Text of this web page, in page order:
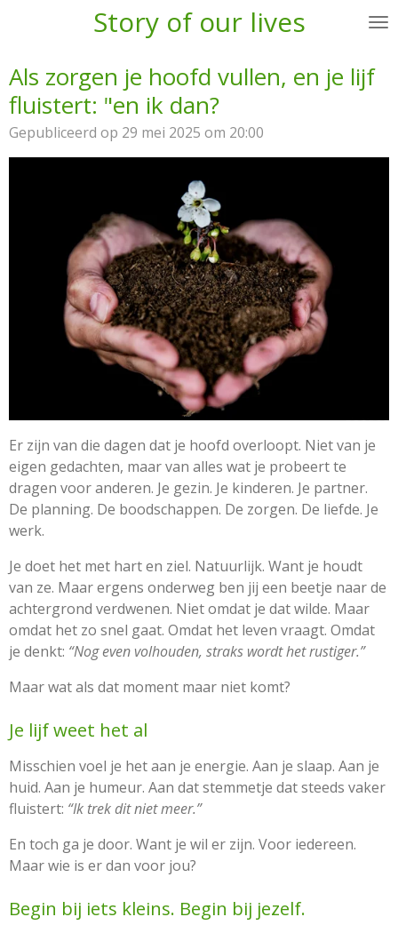
de
hoofdinhoud
Story of our lives
Als zorgen je hoofd vullen, en je lijf
fluistert: "en ik dan?
Gepubliceerd op 29 mei 2025 om 20:00
Er zijn van die dagen dat je hoofd overloopt. Niet van je
eigen gedachten, maar van alles wat je probeert te
dragen voor anderen. Je gezin. Je kinderen. Je partner.
De planning. De boodschappen. De zorgen. De liefde. Je
werk.
Je doet het met hart en ziel. Natuurlijk. Want je houdt
van ze. Maar ergens onderweg ben jij een beetje naar de
achtergrond verdwenen. Niet omdat je dat wilde. Maar
omdat het zo snel gaat. Omdat het leven vraagt. Omdat
je denkt: “Nog even volhouden, straks wordt het rustiger.”
Maar wat als dat moment maar niet komt?
Je lijf weet het al
Misschien voel je het aan je energie. Aan je slaap. Aan je
huid. Aan je humeur. Aan dat stemmetje dat steeds vaker
fluistert: “Ik trek dit niet meer.”
En toch ga je door. Want je wil er zijn. Voor iedereen.
Maar wie is er dan voor jou?
Begin bij iets kleins. Begin bij jezelf.